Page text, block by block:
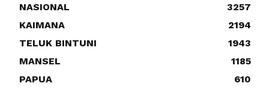
NASIONAL
3257
KAIMANA
2194
TELUK BINTUNI
1943
MANSEL
1185
PAPUA
610